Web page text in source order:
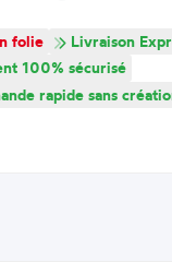
folie Livraison
100% sécurisé
rapide sans